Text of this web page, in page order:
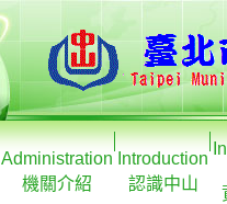
Administration
機關介紹
Introduction
認識中山